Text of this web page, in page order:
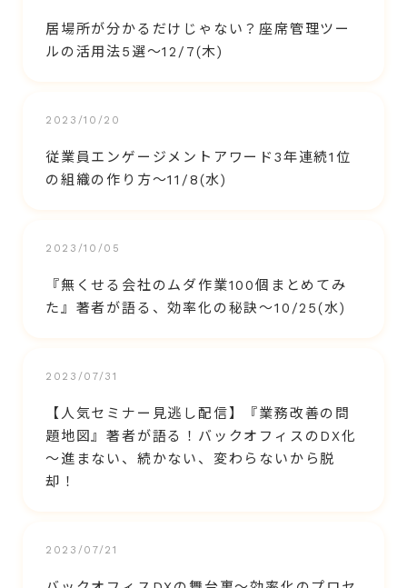
居場所が分かるだけじゃない？座席管理ツー
ルの活用法5選～12/7(木)
2023/10/20
従業員エンゲージメントアワード3年連続1位
の組織の作り方〜11/8(水)
2023/10/05
『無くせる会社のムダ作業100個まとめてみ
た』著者が語る、効率化の秘訣～10/25(水)
2023/07/31
【人気セミナー見逃し配信】『業務改善の問
題地図』著者が語る！バックオフィスのDX化
～進まない、続かない、変わらないから脱
却！
2023/07/21